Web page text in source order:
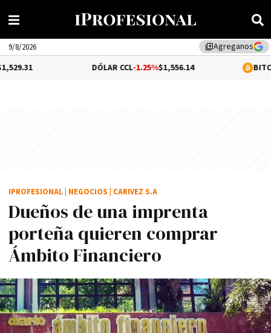
library_addAgreganos
9/8/2026
-1.25%$1,556.14 0.1%
Dueños de una imprenta
porteña quieren comprar
Ámbito Financiero
IPROFESIONAL NEGOCIOS CARIVEZ S.A